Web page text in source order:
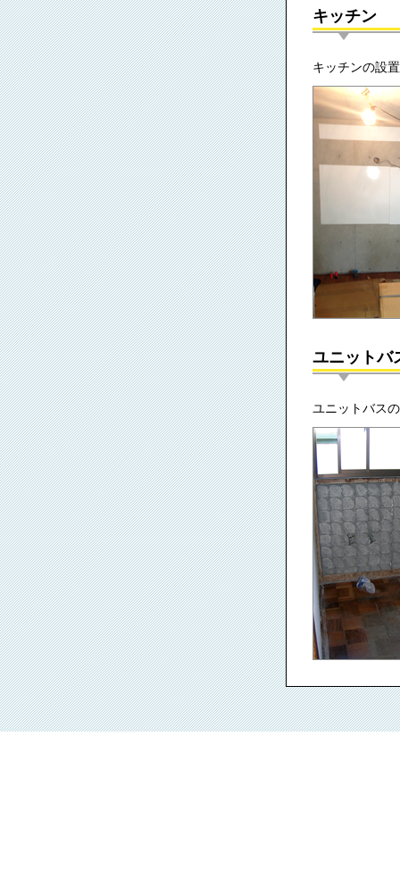
キッチン
キッチンの設
ユニットバ
ユニットバス